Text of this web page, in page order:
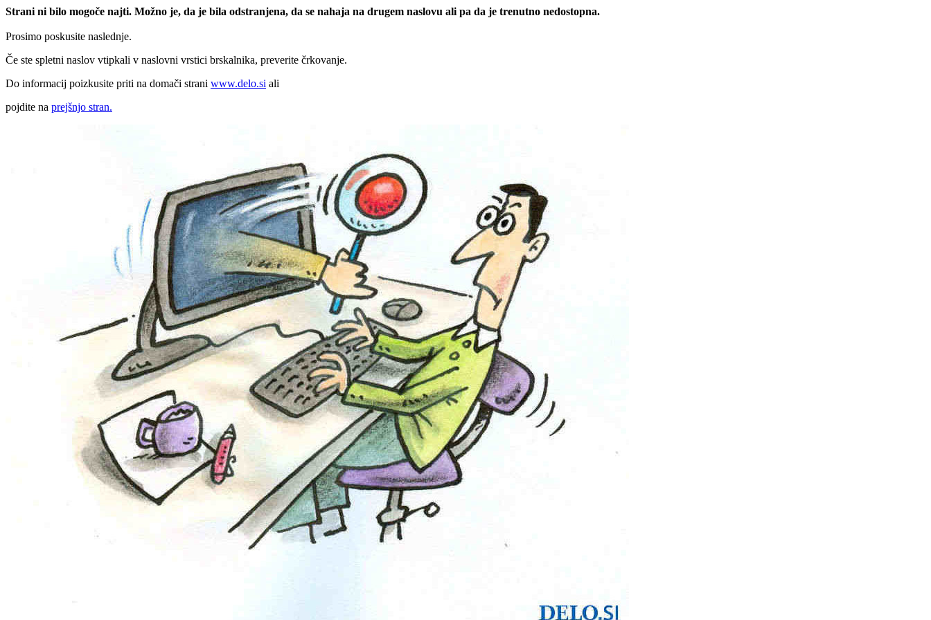
Strani ni bilo mogoče najti. Možno je, da je bila odstranjena, da se nahaja na drugem naslovu ali pa da je trenutno nedostopna.
Prosimo poskusite naslednje.
Če ste spletni naslov vtipkali v naslovni vrstici brskalnika, preverite črkovanje.
Do informacij poizkusite priti na domači strani www.delo.si ali
pojdite na prejšnjo stran.